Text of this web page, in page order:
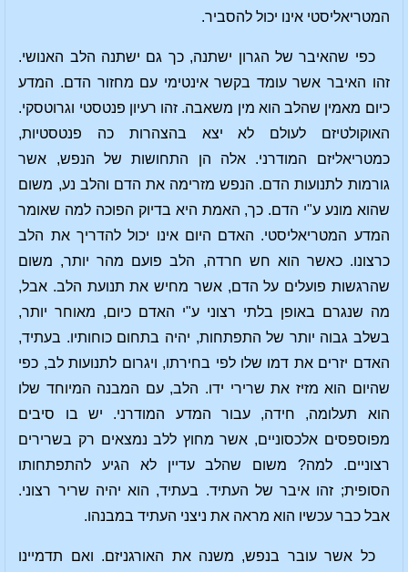
המטריאליסטי אינו יכול להסביר.
כפי שהאיבר של הגרון ישתנה, כך גם ישתנה הלב האנושי.
זהו האיבר אשר עומד בקשר אינטימי עם מחזור הדם. המדע
כיום מאמין שהלב הוא מין משאבה. זהו רעיון פנטסטי וגרוטסקי.
האוקולטיזם לעולם לא יצא בהצהרות כה פנטסטיות,
כמטריאליזם המודרני. אלה הן התחושות של הנפש, אשר
גורמות לתנועות הדם. הנפש מזרימה את הדם והלב נע, משום
שהוא מונע ע"י הדם. כך, האמת היא בדיוק הפוכה למה שאומר
המדע המטריאליסטי. האדם היום אינו יכול להדריך את הלב
כרצונו. כאשר הוא חש חרדה, הלב פועם מהר יותר, משום
שהרגשות פועלים על הדם, אשר מחיש את תנועת הלב. אבל,
מה שנגרם באופן בלתי רצוני ע"י האדם כיום, מאוחר יותר,
בשלב גבוה יותר של התפתחות, יהיה בתחום כוחותיו. בעתיד,
האדם יזרים את דמו שלו לפי בחירתו, ויגרום לתנועות לב, כפי
שהיום הוא מזיז את שרירי ידו. הלב, עם המבנה המיוחד שלו
הוא תעלומה, חידה, עבור המדע המודרני. יש בו סיבים
מפוספסים אלכסוניים, אשר מחוץ ללב נמצאים רק בשרירים
רצוניים. למה? משום שהלב עדיין לא הגיע להתפתחותו
הסופית; זהו איבר של העתיד. בעתיד, הוא יהיה שריר רצוני.
אבל כבר עכשיו הוא מראה את ניצני העתיד במבנהו.
כל אשר עובר בנפש, משנה את האורגניזם. ואם תדמיינו